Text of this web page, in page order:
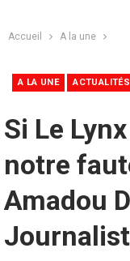
Accueil A la une
A LA UNE ACTUALITÉS
Si Le
notre
Amadou